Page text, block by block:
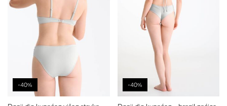
-40% -40%